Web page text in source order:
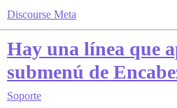
Discourse Meta
Hay una línea que
submenú de
Soporte